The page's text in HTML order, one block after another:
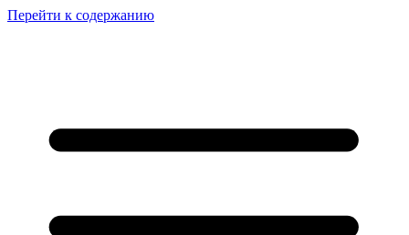
Перейти к содержанию